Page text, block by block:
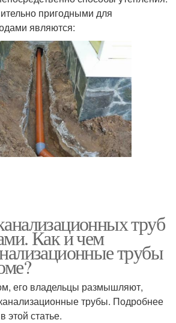
пригодными для
являются:
труб
Как и чем
трубы
его владельцы размышляют,
трубы. Подробнее
этой статье.